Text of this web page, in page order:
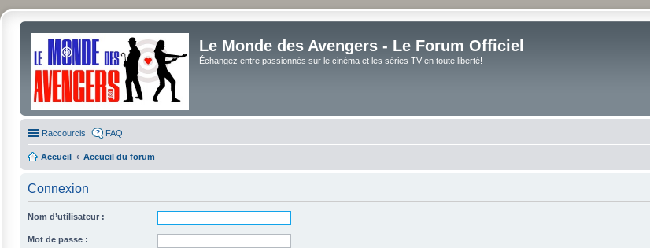
Le Monde des Avengers - Le Forum Officiel
Échangez entre passionnés sur le cinéma et les séries TV en toute liberté!
Raccourcis FAQ
Accueil Accueil du forum
Connexion
Nom d’utilisateur :
Mot de passe :